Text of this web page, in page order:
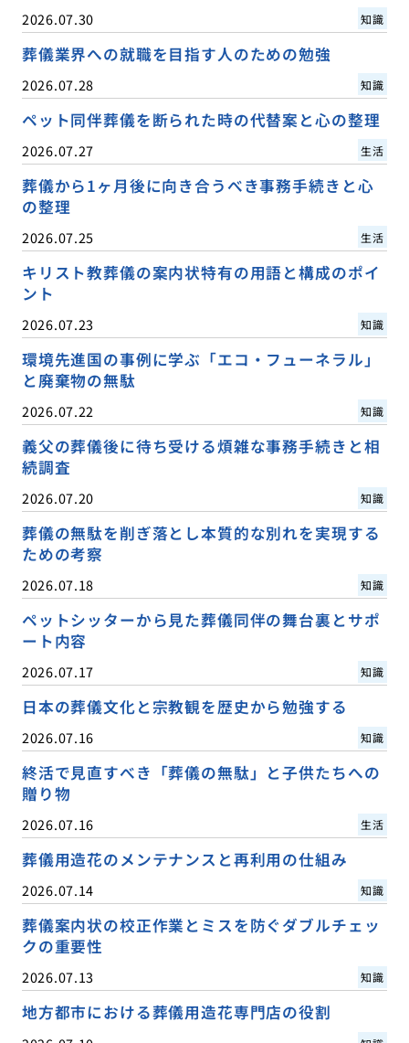
2026.07.30 知識
葬儀業界への就職を目指す人のための勉強
2026.07.28 知識
ペット同伴葬儀を断られた時の代替案と心の整理
2026.07.27 生活
葬儀から1ヶ月後に向き合うべき事務手続きと心
の整理
2026.07.25 生活
キリスト教葬儀の案内状特有の用語と構成のポイ
ント
2026.07.23 知識
環境先進国の事例に学ぶ「エコ・フューネラル」
と廃棄物の無駄
2026.07.22 知識
義父の葬儀後に待ち受ける煩雑な事務手続きと相
続調査
2026.07.20 知識
葬儀の無駄を削ぎ落とし本質的な別れを実現する
ための考察
2026.07.18 知識
ペットシッターから見た葬儀同伴の舞台裏とサポ
ート内容
2026.07.17 知識
日本の葬儀文化と宗教観を歴史から勉強する
2026.07.16 知識
終活で見直すべき「葬儀の無駄」と子供たちへの
贈り物
2026.07.16 生活
葬儀用造花のメンテナンスと再利用の仕組み
2026.07.14 知識
葬儀案内状の校正作業とミスを防ぐダブルチェッ
クの重要性
2026.07.13 知識
地方都市における葬儀用造花専門店の役割